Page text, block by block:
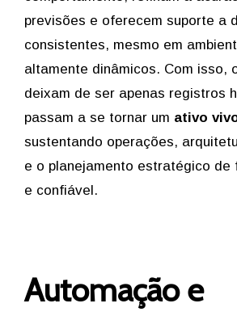
previsões e oferecem suporte a
consistentes, mesmo em
altamente dinâmicos. Com isso,
deixam de ser apenas registros
passam a se tornar um ativo
sustentando operações,
e o planejamento estratégico de
e confiável.
Automação e